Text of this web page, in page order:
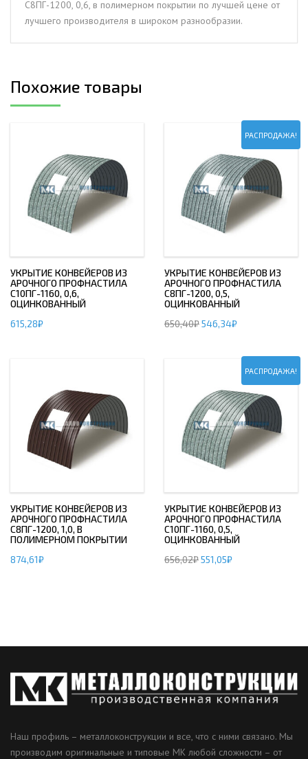
покрытии
С8ПГ-1200, 0,6, в полимерном покрытии по лучшей цене от
лучшего производителя в широком разнообразии.
Похожие товары
УКРЫТИЕ КОНВЕЙЕРОВ ИЗ
АРОЧНОГО ПРОФНАСТИЛА
С10ПГ-1160, 0,6,
ОЦИНКОВАННЫЙ
615,28₽
РАСПРОДАЖА!
УКРЫТИЕ КОНВЕЙЕРОВ ИЗ
АРОЧНОГО ПРОФНАСТИЛА
С8ПГ-1200, 0,5,
ОЦИНКОВАННЫЙ
650,40₽546,34₽
УКРЫТИЕ КОНВЕЙЕРОВ ИЗ
АРОЧНОГО ПРОФНАСТИЛА
С8ПГ-1200, 1,0, В
ПОЛИМЕРНОМ ПОКРЫТИИ
874,61₽
РАСПРОДАЖА!
УКРЫТИЕ КОНВЕЙЕРОВ ИЗ
АРОЧНОГО ПРОФНАСТИЛА
С10ПГ-1160, 0,5,
ОЦИНКОВАННЫЙ
656,02₽551,05₽
Наш профиль – металлоконструкции и все, что с ними связано. Мы
производим оригинальные и типовые МК любой сложности – от